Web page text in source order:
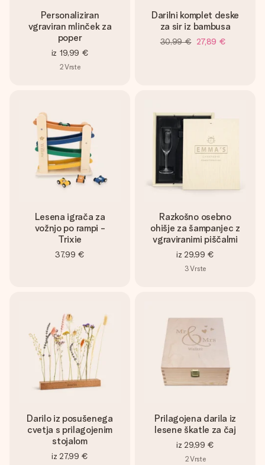
Personaliziran
vgraviran mlinček za
poper
iz 19,99 €
2Vrste
Darilni komplet deske
za sir iz bambusa
30,99 € 27,89 €
Lesena igrača za
vožnjo po rampi -
Trixie
37,99 €
Razkošno osebno
ohišje za šampanjec z
vgraviranimi piščalmi
iz 29,99 €
3Vrste
Darilo iz posušenega
cvetja s prilagojenim
stojalom
iz 27,99 €
Prilagojena darila iz
lesene škatle za čaj
iz 29,99 €
2Vrste